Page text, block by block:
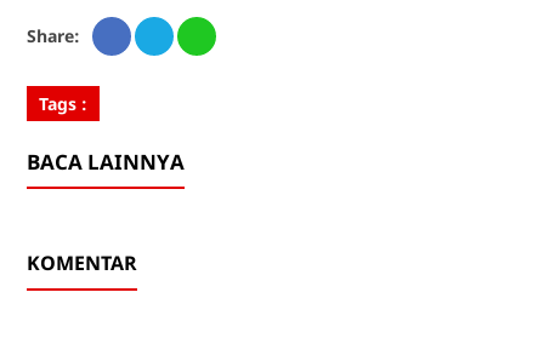
Share:
Tags :
BACA LAINNYA
KOMENTAR